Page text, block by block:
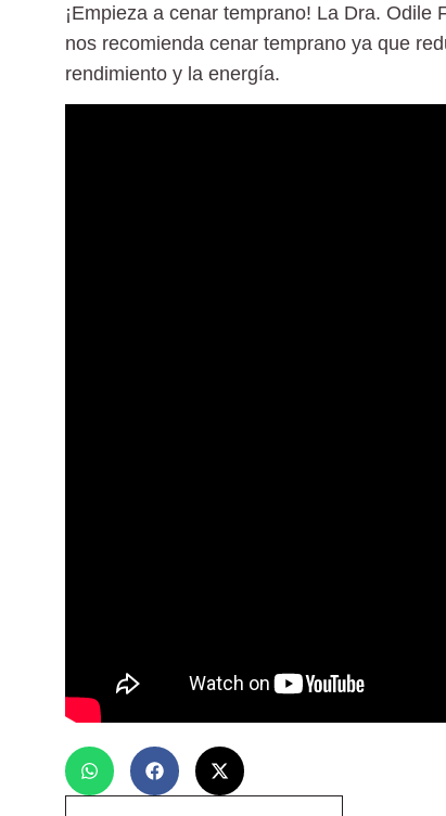
¡Empieza a cenar temprano! La Dra.
nos recomienda cenar temprano ya que
rendimiento y la energía.